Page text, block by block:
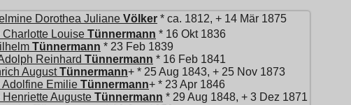
Dorothea Juliane Völker * ca. 1812, + 14 Mär 1875
Louise Tünnermann * 16 Okt 1836
Tünnermann * 23 Feb 1839
Reinhard Tünnermann * 16 Feb 1841
August Tünnermann+ * 25 Aug 1843, + 25 Nov 1873
Emilie Tünnermann+ * 23 Apr 1846
Auguste Tünnermann * 29 Aug 1848, + 3 Dez 1871